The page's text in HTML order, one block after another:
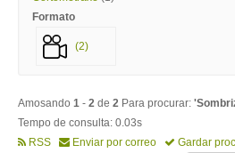
Formato
(2)
Amosando 1 - 2 de 2 Para procurar:
Tempo de consulta: 0.03s
RSS
Enviar por correo Gardar